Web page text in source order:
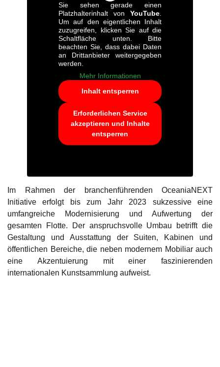
Sie sehen gerade einen
Platzhalterinhalt von YouTube
Um auf den eigentlichen Inhalt
zuzugreifen, klicken Sie auf die
Schaltfläche unten. Bitte
beachten Sie, dass dabei Daten
an Drittanbieter weitergegeben
werden.
Mehr Informationen
Inhalt entsperren
Erforderlichen Service
akzeptieren und Inhalte
entsperren
Im Rahmen der branchenführenden OceaniaNEXT
Initiative erfolgt bis zum Jahr 2023 sukzessive eine
umfangreiche Modernisierung und Aufwertung der
gesamten Flotte. Der anspruchsvolle Umbau betrifft die
Gestaltung und Ausstattung der Suiten, Kabinen und
öffentlichen Bereiche, die neben modernem Mobiliar auch
eine Akzentuierung mit einer faszinierenden
internationalen Kunstsammlung aufweist.